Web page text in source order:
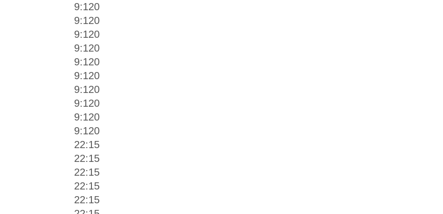
9:120
9:120
9:120
9:120
9:120
9:120
9:120
9:120
9:120
9:120
22:15
22:15
22:15
22:15
22:15